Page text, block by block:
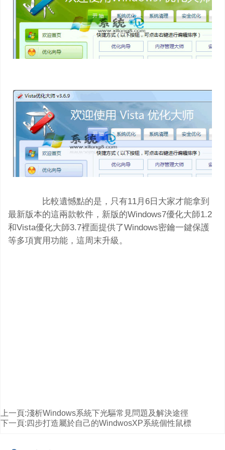
比較遺憾點的是，只有11月6日大家才能拿到
最新版本的這兩款軟件，新版的Windows7優化大師1.2
和Vista優化大師3.7裡面提供了Windows密鑰一鍵保護
等多項實用功能，這周末升級。
上一頁:淺析Windows系統下光驅常見問題及解決途徑
下一頁: 四步打造屬於自己的WindwosXP系統個性鼠標